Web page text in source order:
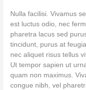
Nulla facilisi. Vivamus
est luctus odio, nec
pharetra lacus sed
tincidunt, purus at
nec aliquet risus tellus
Ut tempor sapien ut
quam non maximus.
congue nibh, vel